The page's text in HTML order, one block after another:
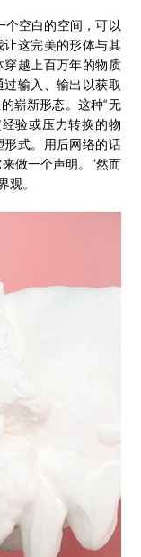
空白的空间，可以
这完美的形体与其
越上百万年的物质
输入、输出以获取
崭新形态。这种“无
验或压力转换的物
式。用后网络的话
做一个声明。”然而
观。